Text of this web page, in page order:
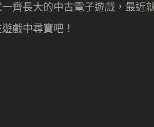
一齊長大的中古電子遊戲，最近
戲中尋寶吧！